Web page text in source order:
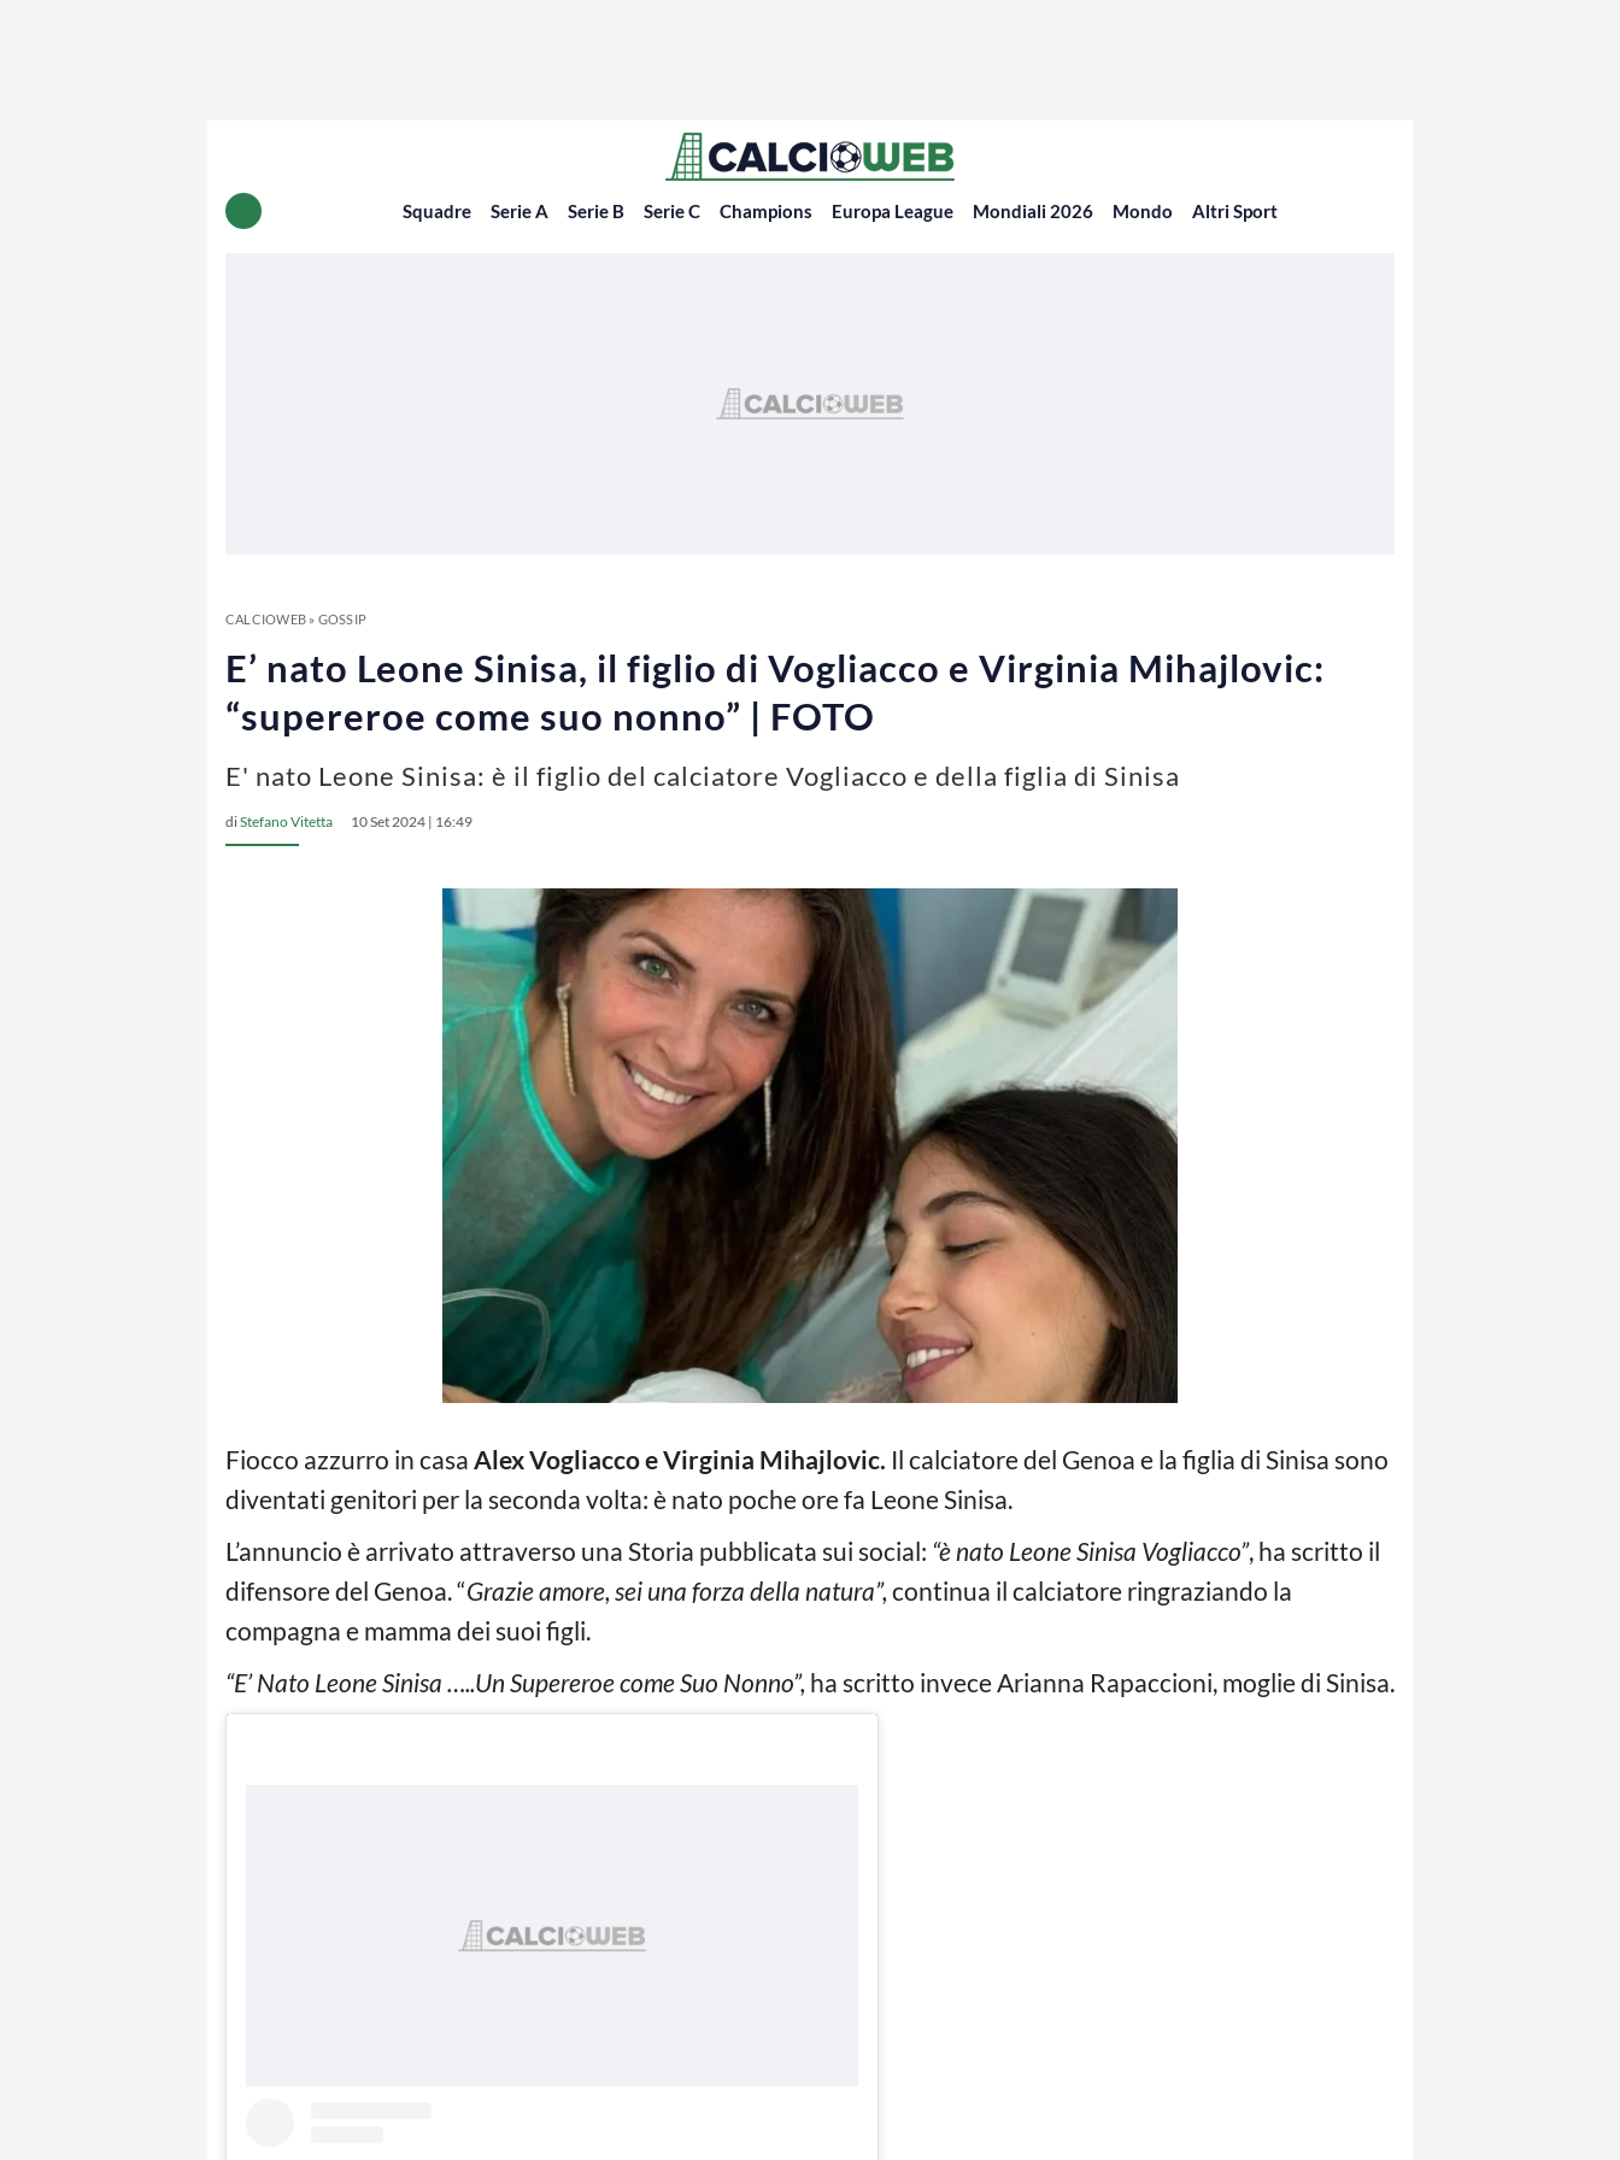
Squadre Serie A Serie B Serie C Champions Europa League Mondiali 2026 Mondo Altri Sport
CALCIOWEB» GOSSIP
E’ nato Leone Sinisa, il figlio di Vogliacco e Virginia Mihajlovic:
“supereroe come suo nonno” | FOTO
E' nato Leone Sinisa: è il figlio del calciatore Vogliacco e della figlia di Sinisa
diStefano Vitetta 10 Set 2024 | 16:49
Fiocco azzurro in casa Alex Vogliacco e Virginia Mihajlovic. Il calciatore del Genoa e la figlia di Sinisa sono
diventati genitori per la seconda volta: è nato poche ore fa Leone Sinisa.
L’annuncio è arrivato attraverso una Storia pubblicata sui social: “è nato Leone Sinisa Vogliacco”, ha scritto il
difensore del Genoa. “Grazie amore, sei una forza della natura”, continua il calciatore ringraziando la
compagna e mamma dei suoi figli.
“E’ Nato Leone Sinisa …..Un Supereroe come Suo Nonno”, ha scritto invece Arianna Rapaccioni, moglie di Sinisa.